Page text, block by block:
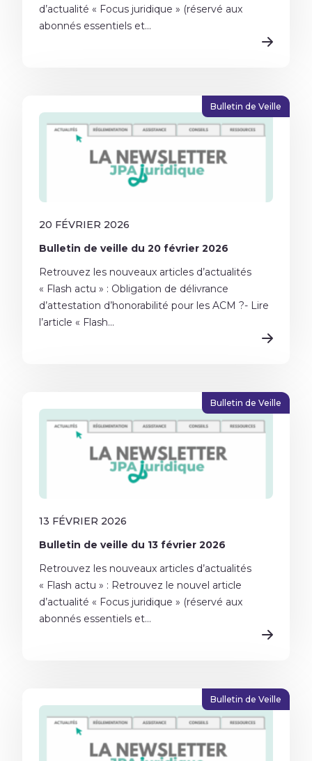
d’actualité « Focus juridique » (réservé aux
abonnés essentiels et...
Bulletin de Veille
20 FÉVRIER 2026
Bulletin de veille du 20 février 2026
Retrouvez les nouveaux articles d’actualités
« Flash actu » : Obligation de délivrance
d’attestation d’honorabilité pour les ACM ?- Lire
l’article « Flash...
Bulletin de Veille
13 FÉVRIER 2026
Bulletin de veille du 13 février 2026
Retrouvez les nouveaux articles d’actualités
« Flash actu » : Retrouvez le nouvel article
d’actualité « Focus juridique » (réservé aux
abonnés essentiels et...
Bulletin de Veille